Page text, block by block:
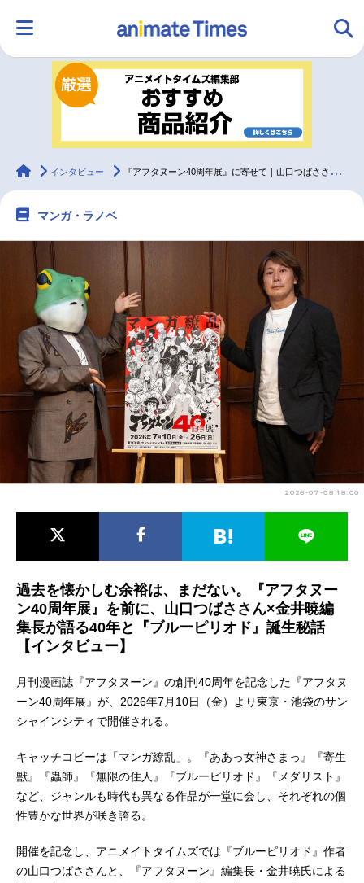
ランキング アニメ
ラジオ みんなの声
2.5次元 無料マンガ
最新記事一覧
アニメ記事一覧 声優記事一覧
アニメ映画一覧 実写化映画一覧
今期アニメ曜日別一覧
春アニメ 夏アニメ
男性声優/女性声優一覧
animateTimes
インタビュー 『アフタヌーン40周年展』に寄せて｜山口つばささん×金井暁編集長インタビュー
マンガ・ラノベ
2026-07-08 18:00
過去を懐かしむ余裕は、まだない。『アフタヌー
ン40周年展』を前に、山口つばささん×金井暁編
集長が語る40年と『ブルーピリオド』誕生秘話
【インタビュー】
月刊漫画誌『アフタヌーン』の創刊40周年を記念した『アフタヌ
ーン40周年展』が、2026年7月10日（金）より東京・池袋のサン
シャインシティで開催される。
キャッチコピーは「マンガ繚乱」。『ああっ女神さまっ』『寄生
獣』『蟲師』『無限の住人』『ブルーピリオド』『メダリスト』
など、ジャンルも時代も異なる作品が一堂に会し、それぞれの個
性豊かな世界が咲き誇る。
開催を記念し、アニメイトタイムズでは『ブルーピリオド』作者
の山口つばささんと、『アフタヌーン』編集長・金井暁氏による